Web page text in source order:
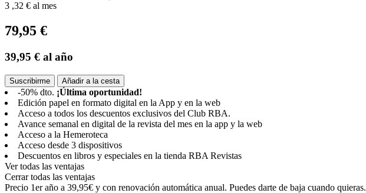
3 ,32 € al mes
79,95 €
39,95 € al año
Suscribirme Añadir a la cesta
-50% dto. ¡Última oportunidad!
Edición papel en formato digital en la App y en la web
Acceso a todos los descuentos exclusivos del Club RBA.
Avance semanal en digital de la revista del mes en la app y la web
Acceso a la Hemeroteca
Acceso desde 3 dispositivos
Descuentos en libros y especiales en la tienda RBA Revistas
Ver todas las ventajas
Cerrar todas las ventajas
Precio 1er año a 39,95€ y con renovación automática anual. Puedes darte de baja cuando quieras.